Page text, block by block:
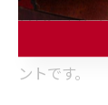
合し、手作
ます。タレ
ントです。